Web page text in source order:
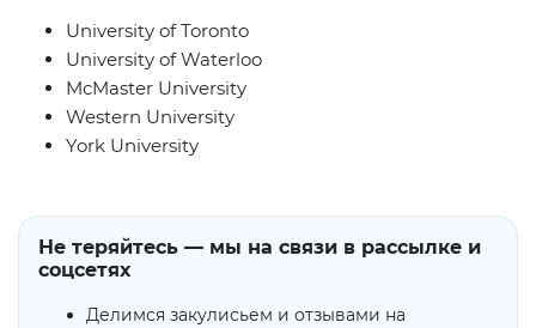
University of Toronto
University of Waterloo
McMaster University
Western University
York University
Не теряйтесь — мы на связи в рассылке и
соцсетях
Делимся закулисьем и отзывами на